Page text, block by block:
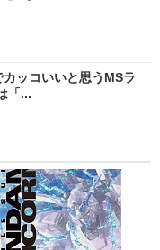
カッコいいと思うMSラ
「...